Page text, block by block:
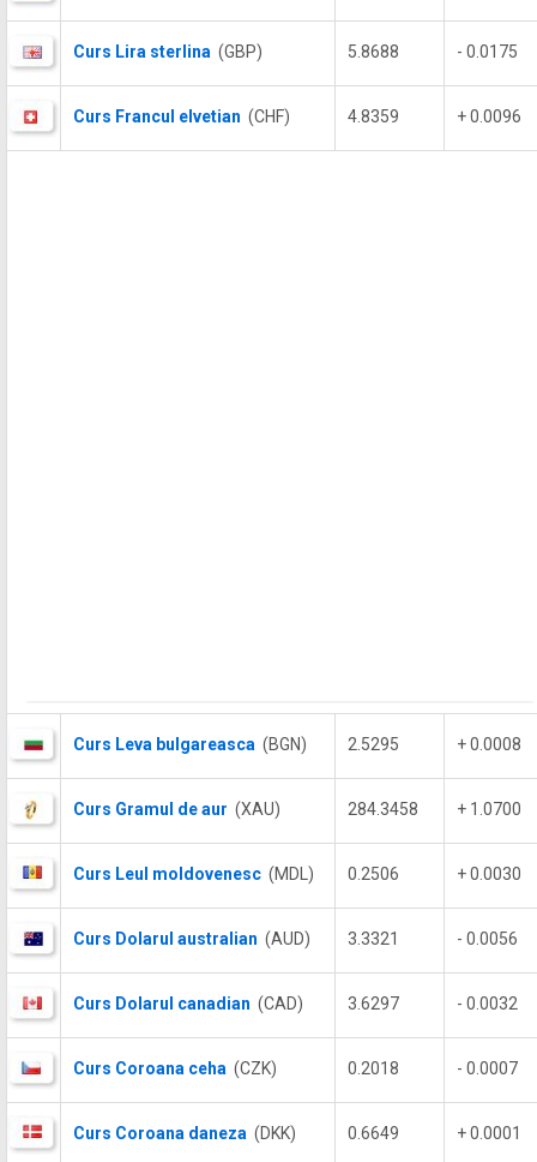
Curs Lira sterlina (GBP) 5.8688 - 0.0175
Curs Francul elvetian (CHF) 4.8359 + 0.0096
Curs Leva bulgareasca (BGN) 2.5295 + 0.0008
Curs Gramul de aur (XAU) 284.3458 + 1.0700
Curs Leul moldovenesc (MDL) 0.2506 + 0.0030
Curs Dolarul australian (AUD) 3.3321 - 0.0056
Curs Dolarul canadian (CAD) 3.6297 - 0.0032
Curs Coroana ceha (CZK) 0.2018 - 0.0007
Curs Coroana daneza (DKK) 0.6649 + 0.0001